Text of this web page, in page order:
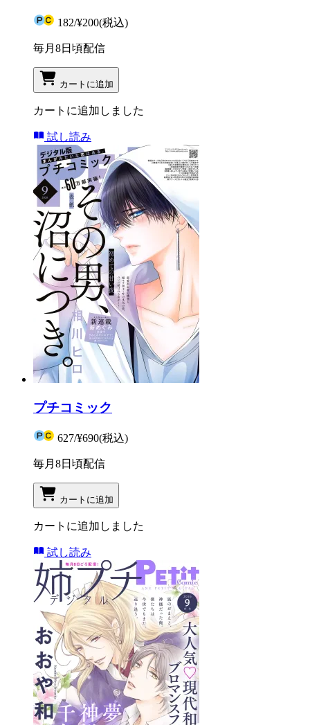
182/¥200(税込)
毎月8日頃配信
カートに追加
カートに追加しました
試し読み
プチコミック
627/¥690(税込)
毎月8日頃配信
カートに追加
カートに追加しました
試し読み